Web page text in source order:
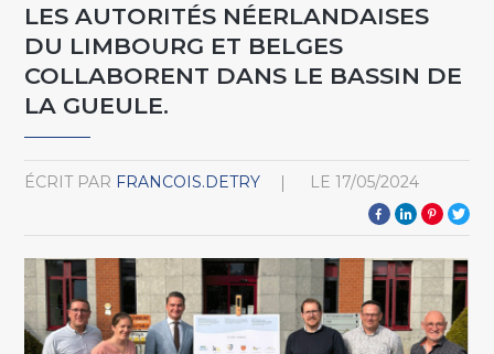
LES AUTORITÉS NÉERLANDAISES
DU LIMBOURG ET BELGES
COLLABORENT DANS LE BASSIN DE
LA GUEULE.
ÉCRIT PAR FRANCOIS.DETRY LE 17/05/2024